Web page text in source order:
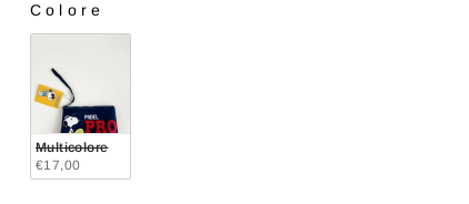
Colore
COLORE
Multicolore
€17,00